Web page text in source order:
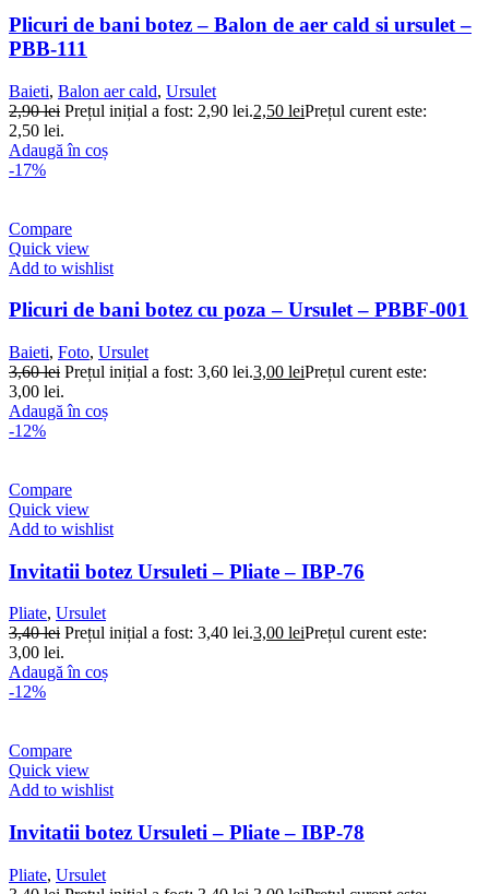
Plicuri de bani botez – Balon de aer cald si ursulet –
PBB-111
Baieti, Balon aer cald, Ursulet
2,90lei Prețul inițial a fost: 2,90 lei.2,50 leiPrețul curent este:
2,50 lei.
Adaugă în coș
-17%
Compare
Quick view
Add to wishlist
Plicuri de bani botez cu poza – Ursulet – PBBF-001
Baieti, Foto, Ursulet
3,60lei Prețul inițial a fost: 3,60 lei.3,00 leiPrețul curent este:
3,00 lei.
Adaugă în coș
-12%
Compare
Quick view
Add to wishlist
Invitatii botez Ursuleti – Pliate – IBP-76
Pliate, Ursulet
3,40lei Prețul inițial a fost: 3,40 lei.3,00 leiPrețul curent este:
3,00 lei.
Adaugă în coș
-12%
Compare
Quick view
Add to wishlist
Invitatii botez Ursuleti – Pliate – IBP-78
Pliate, Ursulet